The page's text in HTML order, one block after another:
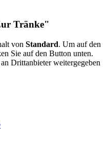
Tränke"
von Standard. Um auf den
Sie auf den Button unten.
Drittanbieter weitergegeben